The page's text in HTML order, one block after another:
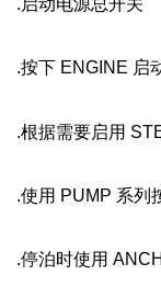
.启动电源总开关
.按下 ENGINE 启
.根据需要启用
.使用 PUMP 系列
.停泊时使用